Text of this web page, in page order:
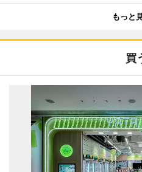
もっと
買